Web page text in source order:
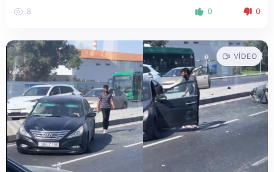
8 0 0
VIDEO